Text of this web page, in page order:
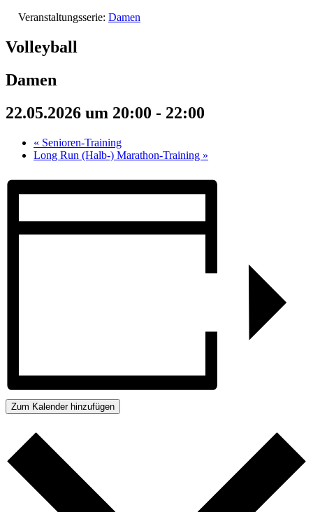
Veranstaltungsserie: Damen
Volleyball
Damen
22.05.2026 um 20:00 - 22:00
« Senioren-Training
Long Run (Halb-) Marathon-Training »
Zum Kalender hinzufügen